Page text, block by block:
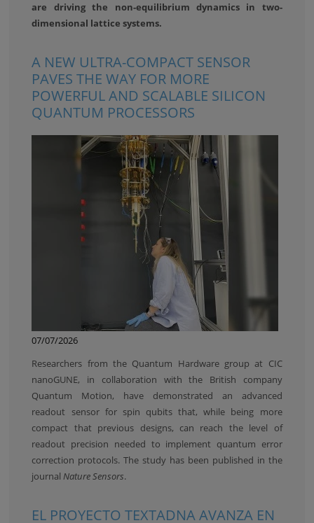
are driving the non-equilibrium dynamics in two-
dimensional lattice systems.
A NEW ULTRA-COMPACT SENSOR
PAVES THE WAY FOR MORE
POWERFUL AND SCALABLE SILICON
QUANTUM PROCESSORS
07/07/2026
Researchers from the Quantum Hardware group at CIC
nanoGUNE, in collaboration with the British company
Quantum Motion, have demonstrated an advanced
readout sensor for spin qubits that, while being more
compact that previous designs, can reach the level of
readout precision needed to implement quantum error
correction protocols. The study has been published in the
journalNature Sensors.
EL PROYECTO TEXTADNA AVANZA EN